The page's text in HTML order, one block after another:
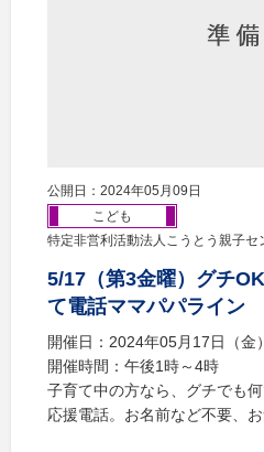
公開日：2024年05月09日
こども
特定非営利活動法人こうとう親子セ
5/17（第3金曜）グチ
て電話ママパパライン
開催日：2024年05月17日（金）
開催時間：午後1時～4時
子育て中の方なら、グチでも
応援電話。お名前など不要、お